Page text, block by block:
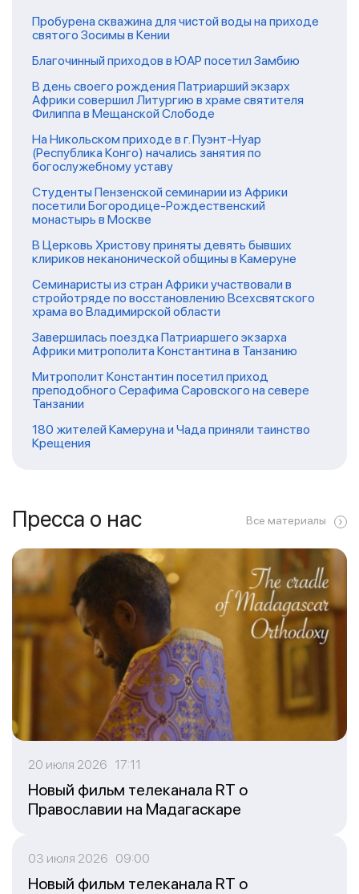
Пробурена скважина для чистой воды на приходе
святого Зосимы в Кении
Благочинный приходов в ЮАР посетил Замбию
В день своего рождения Патриарший экзарх
Африки совершил Литургию в храме святителя
Филиппа в Мещанской Слободе
На Никольском приходе в г. Пуэнт-Нуар
(Республика Конго) начались занятия по
богослужебному уставу
Студенты Пензенской семинарии из Африки
посетили Богородице-Рождественский
монастырь в Москве
В Церковь Христову приняты девять бывших
клириков неканонической общины в Камеруне
Семинаристы из стран Африки участвовали в
стройотряде по восстановлению Всехсвятского
храма во Владимирской области
Завершилась поездка Патриаршего экзарха
Африки митрополита Константина в Танзанию
Митрополит Константин посетил приход
преподобного Серафима Саровского на севере
Танзании
180 жителей Камеруна и Чада приняли таинство
Крещения
Пресса о нас Все материалы
20 июля 2026 17:11
Новый фильм телеканала RT о
Православии на Мадагаскаре
03 июля 2026 09:00
Новый фильм телеканала RT о